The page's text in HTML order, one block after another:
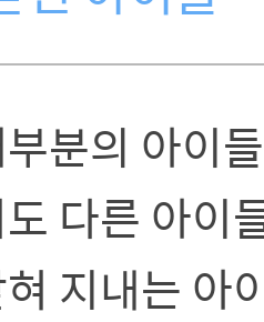
분의 아이
다른 아이
지내는 아